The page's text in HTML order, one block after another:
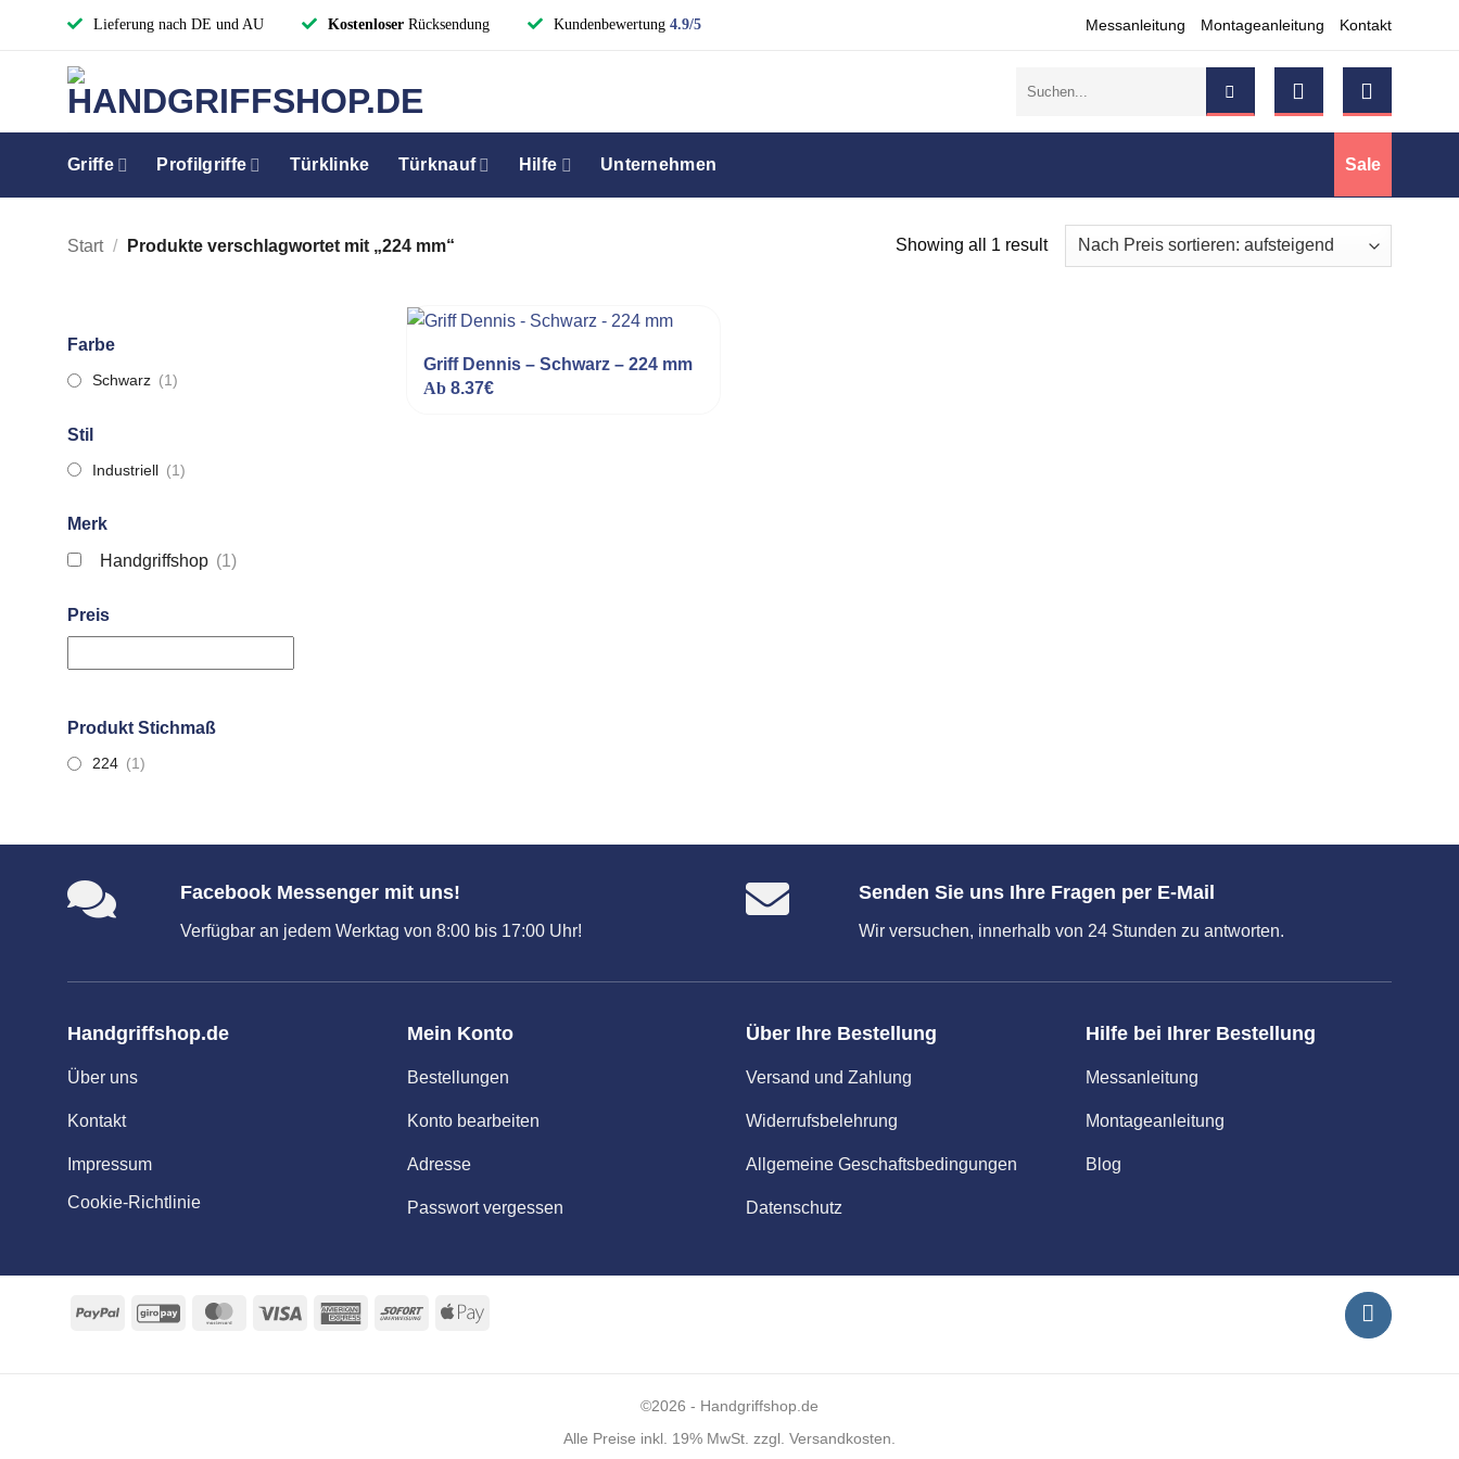
Lieferung nach DE und AU Kostenloser Rücksendung Kundenbewertung 4.9/5 Messanleitung Montageanleitung Kontakt
nach:
Griffe Profilgriffe Türklinke Türknauf Hilfe Unternehmen Sale
Start / Produkte verschlagwortet mit „224 mm“ Showing all 1 result
Farbe
Schwarz (1)
Stil
Industriell (1)
Merk
Handgriffshop (1)
Preis
Produkt Stichmaß
224 (1)
Griff Dennis – Schwarz – 224 mm
Ab8.37€
Facebook Messenger mit uns!
Verfügbar an jedem Werktag von 8:00 bis 17:00 Uhr!
Senden Sie uns Ihre Fragen per E-Mail
Wir versuchen, innerhalb von 24 Stunden zu antworten.
Handgriffshop.de
Über uns
Kontakt
Impressum
Cookie-Richtlinie
Mein Konto
Bestellungen
Konto bearbeiten
Adresse
Passwort vergessen
Über Ihre Bestellung
Versand und Zahlung
Widerrufsbelehrung
Allgemeine Geschaftsbedingungen
Datenschutz
Hilfe bei Ihrer Bestellung
Messanleitung
Montageanleitung
Blog
PayPal GiroPay MasterCard
Visa
AmericanSofort
Apple
©2026 - Handgriffshop.de
Alle Preise inkl. 19% MwSt. zzgl. Versandkosten.